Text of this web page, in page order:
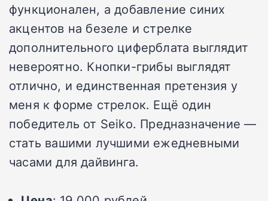
функционален, а добавление синих
акцентов на безеле и стрелке
дополнительного циферблата выглядит
невероятно. Кнопки-грибы выглядят
отлично, и единственная претензия у
меня к форме стрелок. Ещё один
победитель от Seiko. Предназначение —
стать вашими лучшими ежедневными
часами для дайвинга.